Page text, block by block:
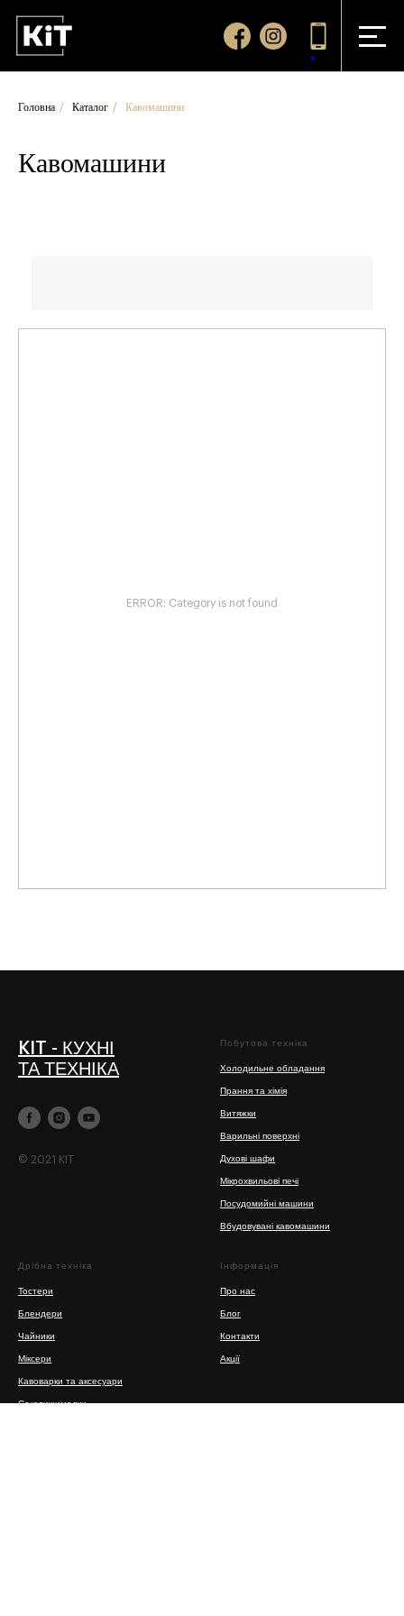
Головна / Каталог / Кавомашини
Кавомашини
ERROR: Category is not found
KIT - КУХНІ
ТА ТЕХНІКА
© 2021 KIT
Побутова техніка
Холодильне обладання
Прання та хімія
Витяжки
Варильні поверхні
Духові шафи
Мікрохвильові печі
Посудомийні машини
Вбудовувані кавомашини
Дрібна техніка
Тостери
Блендери
Чайники
Міксери
Кавоварки та аксесуари
Соковижималки
Інформація
Про нас
Блог
Контакти
Акції